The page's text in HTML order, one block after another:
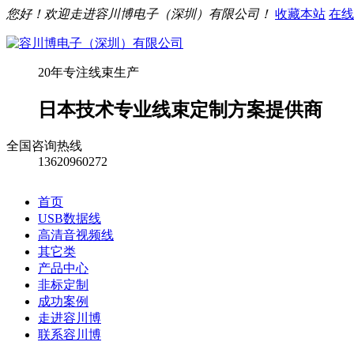
您好！欢迎走进容川博电子（深圳）有限公司！ 收藏本站 在
20年专注线束生产
日本技术专业线束定制方案提供商
全国咨询热线
13620960272
首页
USB数据线
高清音视频线
其它类
产品中心
非标定制
成功案例
走进容川博
联系容川博